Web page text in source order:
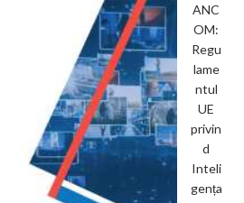
ANC
OM:
Regu
lame
ntul
UE
privin
d
Inteli
gența